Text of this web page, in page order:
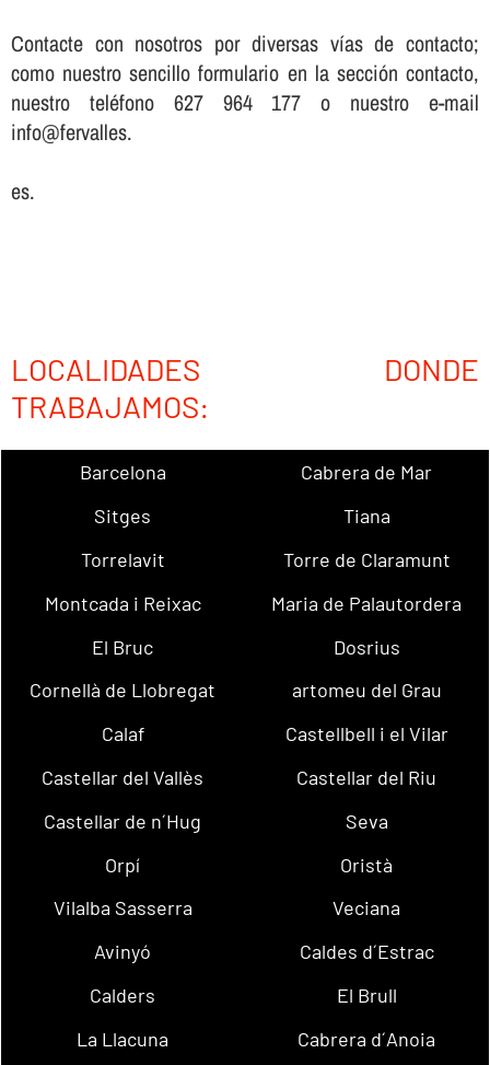
Contacte con nosotros por diversas ví­as de contacto;
como nuestro sencillo formulario en la sección contacto,
nuestro teléfono 627 964 177 o nuestro e-mail
info@fervalles.
es.
LOCALIDADES DONDE
TRABAJAMOS:
Barcelona
Cabrera de Mar
Sitges
Tiana
Torrelavit
Torre de Claramunt
Montcada i Reixac
Maria de Palautordera
El Bruc
Dosrius
Cornellà de Llobregat
artomeu del Grau
Calaf
Castellbell i el Vilar
Castellar del Vallès
Castellar del Riu
Castellar de n´Hug
Seva
Orpí
Oristà
Vilalba Sasserra
Veciana
Avinyó
Caldes d´Estrac
Calders
El Brull
La Llacuna
Cabrera d´Anoia